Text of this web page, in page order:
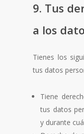
9. Tus
a los
Tienes los
tus datos
Tiene
tus datos
y durante